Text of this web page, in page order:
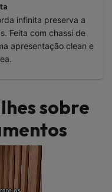
infinita preserva a
Feita com chassi de
apresentação clean e
sobre